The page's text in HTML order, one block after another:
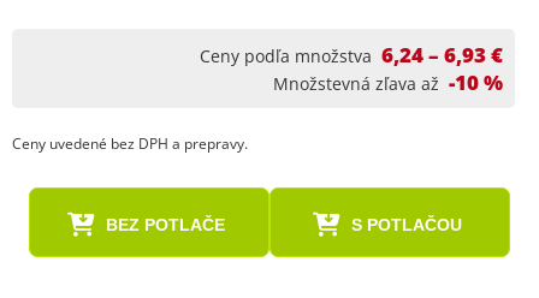
Ceny podľa množstva 6,24 – 6,93 €
Množstevná zľava až -10 %
Ceny uvedené bez DPH a prepravy.
BEZ POTLAČE S POTLAČOU